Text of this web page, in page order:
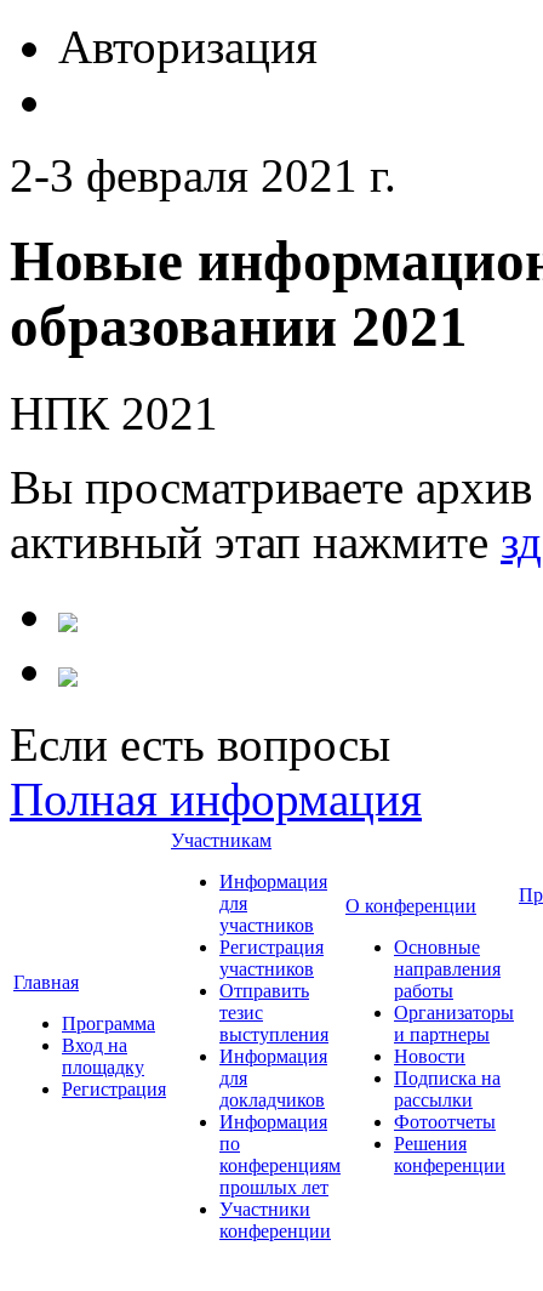
Авторизация
2-3 февраля 2021 г.
Новые
образовании 2021
НПК 2021
Вы просматриваете
активный этап нажмите
Если есть вопросы
Полная информация
Главная
Программа
Вход на
площадку
Регистрация
Участникам
Информация
для
участников
Регистрация
участников
Отправить
тезис
выступления
Информация
для
докладчиков
Информация
по
конференциям
прошлых лет
Участники
конференции
О конференции
Основные
направления
работы
Организаторы
и партнеры
Новости
Подписка на
рассылки
Фотоотчеты
Решения
конференции